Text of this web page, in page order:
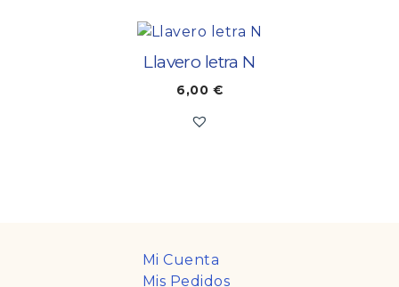
Llavero letra N
6,00 €
Mi Cuenta
Mis Pedidos